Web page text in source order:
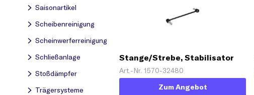
Saisonartikel
Scheibenreinigung
Scheinwerferreinigung
Schließanlage
Stoßdämpfer
Trägersysteme
Stange/Strebe, Stabilisator
'PROKIT'
Art.-Nr. 1570-32480
Zum Angebot